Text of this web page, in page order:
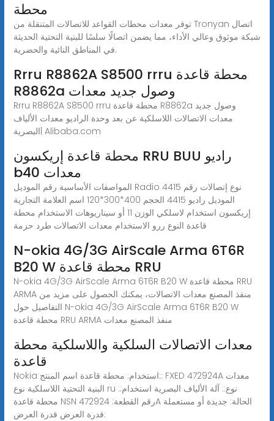
محطة
توفر معدات محطات القواعد للاتصالات المتنقلة من Tronyan اتصال
شبكة موثوق وعالي الأداء، مما يضمن اتصالًا سلسًا للبنية التحتية الحديثة
في المناطق النائية والحضرية.
Rrru R8862A S8500 rrru محطة قاعدة
R8862a وصول جديد معدات
Rrru R8862A S8500 rrru محطة قاعدة R8862a وصول جديد
معدات الاتصالات اللاسلكية عن بعد وحدة الراديو معدات الألياف
البصرية| Alibaba.com
محطة قاعدة إريكسون RRU BUU راديو
b40 معدات
المواصفات الأساسية رقم الموديل Radio 4415 نوع إتصالات رقم
الموديل راديو 4415 الحجم 400*300*120 اسم العلامة التجارية
إريكسون استخدام لاسلكي الوزن 11 أو سيناريوهات الاستخدام محطة
قاعدة النوع ررو الاستخدام معدات الاتصالات طرد حزمة
N-okia 4G/3G AirScale Arma 6T6R
B20 W محطة قاعدة RRU
N-okia 4G/3G AirScale Arma 6T6R B20 W محطة قاعدة RRU
ARMA منفذ المصنع معدات الاتصالات، يمكنك الحصول على مزيد من
التفاصيل حول N-okia 4G/3G AirScale Arma 6T6R B20 W
محطة قاعدة RRU ARMA منفذ المصنع معدات
معدات الاتصالات السلكية واللاسلكية محطة
قاعدة
Nokia استخدام: محطة قاعدة اسم المنتج:: FXED 472924A معدات
البنية التحتية اللاسلكية نوع ru نوع:: آلة الألياف البصرية استخدام::
محطة قاعدة NSN رقم القطعة: 472924A الحالة: جديدة أو مستعملة
قدرة العرض قدرة العرض: